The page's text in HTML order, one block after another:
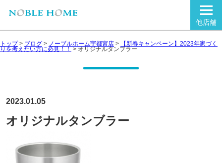
他店舗
トップ> ブログ > ノーブルホーム宇都宮店 > 【新春キャンペーン】2023年家づく
りを考えたい方に必見！！ > オリジナルタンブラー
2023.01.05
オリジナルタンブラー